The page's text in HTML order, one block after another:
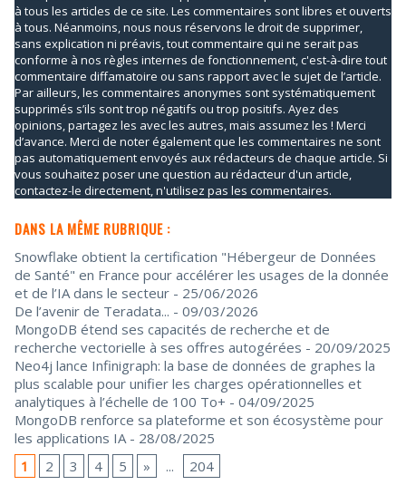
à tous les articles de ce site. Les commentaires sont libres et ouverts
à tous. Néanmoins, nous nous réservons le droit de supprimer,
sans explication ni préavis, tout commentaire qui ne serait pas
conforme à nos règles internes de fonctionnement, c'est-à-dire tout
commentaire diffamatoire ou sans rapport avec le sujet de l’article.
Par ailleurs, les commentaires anonymes sont systématiquement
supprimés s’ils sont trop négatifs ou trop positifs. Ayez des
opinions, partagez les avec les autres, mais assumez les ! Merci
d’avance. Merci de noter également que les commentaires ne sont
pas automatiquement envoyés aux rédacteurs de chaque article. Si
vous souhaitez poser une question au rédacteur d'un article,
contactez-le directement, n'utilisez pas les commentaires.
DANS LA MÊME RUBRIQUE :
Snowflake obtient la certification "Hébergeur de Données
de Santé" en France pour accélérer les usages de la donnée
et de l’IA dans le secteur - 25/06/2026
De l’avenir de Teradata... - 09/03/2026
MongoDB étend ses capacités de recherche et de
recherche vectorielle à ses offres autogérées - 20/09/2025
Neo4j lance Infinigraph: la base de données de graphes la
plus scalable pour unifier les charges opérationnelles et
analytiques à l’échelle de 100 To+ - 04/09/2025
MongoDB renforce sa plateforme et son écosystème pour
les applications IA - 28/08/2025
1
2 3 4 5 » ... 204